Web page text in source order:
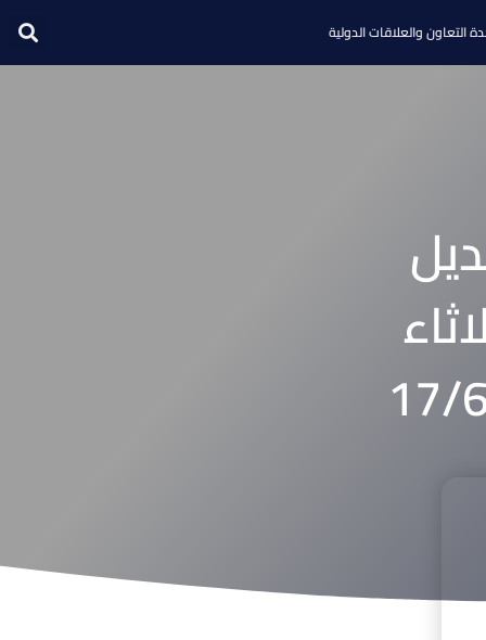
التعاون والعلاقات الدولية